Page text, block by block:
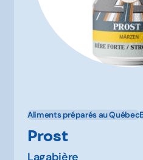
Aliments préparés au Québec
Prost
Lagabière